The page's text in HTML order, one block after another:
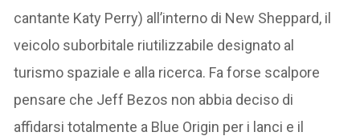
cantante Katy Perry) all’interno di New Sheppard, il
veicolo suborbitale riutilizzabile designato al
turismo spaziale e alla ricerca. Fa forse scalpore
pensare che Jeff Bezos non abbia deciso di
affidarsi totalmente a Blue Origin per i lanci e il